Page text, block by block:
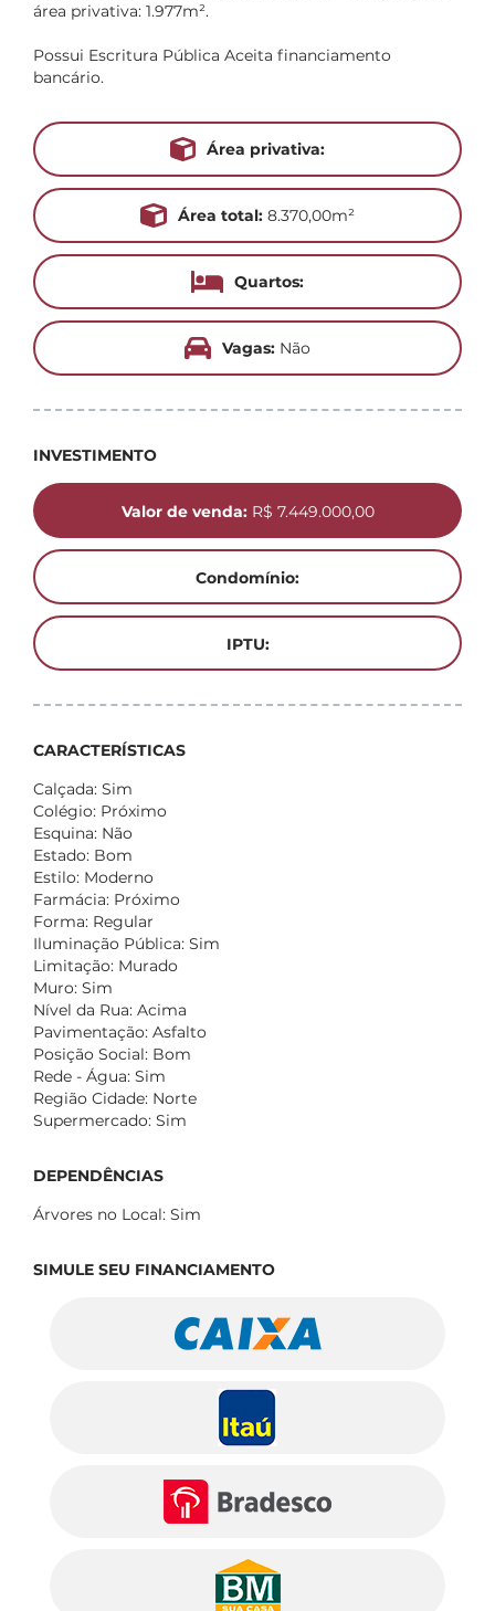
área privativa: 1.977m².
Possui Escritura Pública Aceita financiamento
bancário.
Área privativa:
Área total:8.370,00m²
Quartos:
Vagas:Não
INVESTIMENTO
Valor de venda:R$ 7.449.000,00
Condomínio:
IPTU:
CARACTERÍSTICAS
Calçada: Sim
Colégio: Próximo
Esquina: Não
Estado: Bom
Estilo: Moderno
Farmácia: Próximo
Forma: Regular
Iluminação Pública: Sim
Limitação: Murado
Muro: Sim
Nível da Rua: Acima
Pavimentação: Asfalto
Posição Social: Bom
Rede - Água: Sim
Região Cidade: Norte
Supermercado: Sim
DEPENDÊNCIAS
Árvores no Local: Sim
SIMULE SEU FINANCIAMENTO